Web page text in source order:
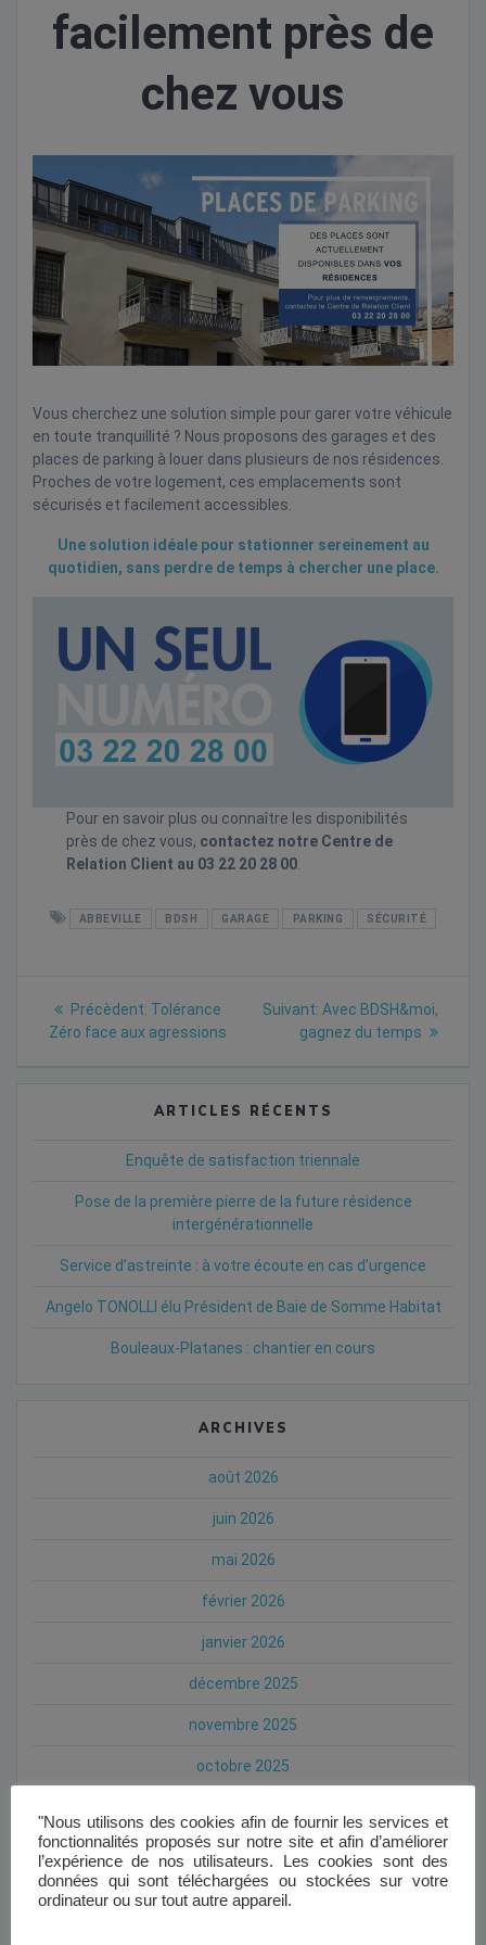
facilement près de
chez vous
Vous cherchez une solution simple pour garer votre véhicule
en toute tranquillité ? Nous proposons des garages et des
places de parking à louer dans plusieurs de nos résidences.
Proches de votre logement, ces emplacements sont
sécurisés et facilement accessibles.
Une solution idéale pour stationner sereinement au
quotidien, sans perdre de temps à chercher une place.
Pour en savoir plus ou connaître les disponibilités
près de chez vous, contactez notre Centre de
Relation Client au 03 22 20 28 00
ABBEVILLE BDSH GARAGE PARKING SÉCURITÉ
Navigation
de
Précèdent: Previous
post:
Tolérance
Zéro face aux agressions
Suivant: Next
post:
Avec BDSH&moi,
gagnez du temps
ARTICLES RÉCENTS
Enquête de satisfaction triennale
Pose de la première pierre de la future résidence
intergénérationnelle
Service d’astreinte : à votre écoute en cas d’urgence
Angelo TONOLLI élu Président de Baie de Somme Habitat
Bouleaux-Platanes : chantier en cours
ARCHIVES
août 2026
juin 2026
mai 2026
février 2026
janvier 2026
décembre 2025
novembre 2025
octobre 2025
juillet 2025
mai 2025
"Nous utilisons des cookies afin de fournir les services et
fonctionnalités proposés sur notre site et afin d’améliorer
l’expérience de nos utilisateurs. Les cookies sont des
données qui sont téléchargées ou stockées sur votre
ordinateur ou sur tout autre appareil.